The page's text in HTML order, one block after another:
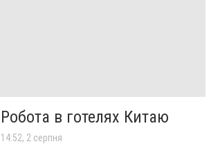
Робота в готелях Китаю
14:52, 2 серпня